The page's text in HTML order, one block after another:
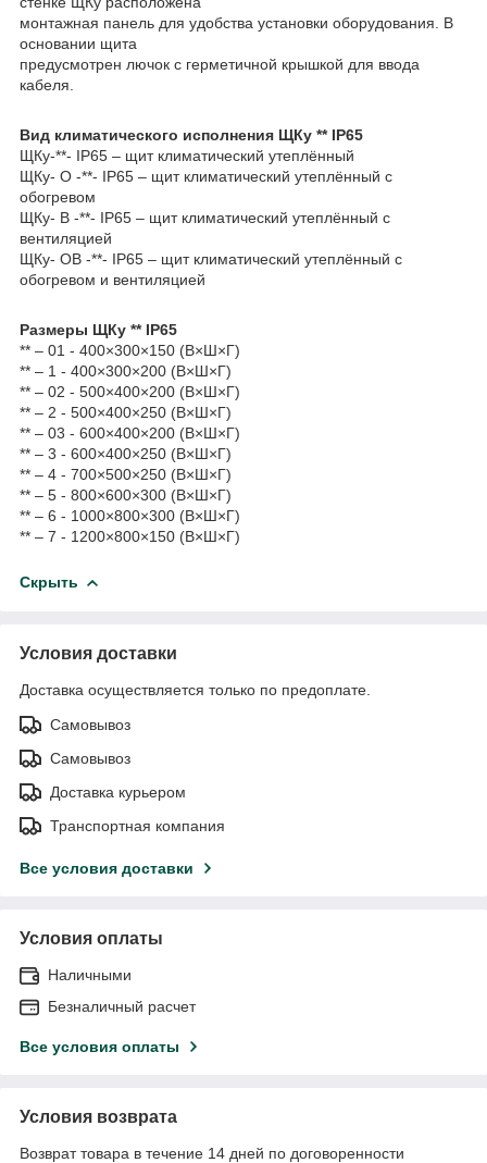
монтажная панель для удобства установки оборудования. В
основании щита
предусмотрен лючок с герметичной крышкой для ввода
кабеля.
Вид климатического исполнения ЩКу ** IP65
ЩКу-**- IP65 – щит климатический утеплённый
ЩКу- О -**- IP65 – щит климатический утеплённый с
обогревом
ЩКу- В -**- IP65 – щит климатический утеплённый с
вентиляцией
ЩКу- ОВ -**- IP65 – щит климатический утеплённый с
обогревом и вентиляцией
Размеры ЩКу ** IP65
** – 01 - 400×300×150 (В×Ш×Г)
** – 1 - 400×300×200 (В×Ш×Г)
** – 02 - 500×400×200 (В×Ш×Г)
** – 2 - 500×400×250 (В×Ш×Г)
** – 03 - 600×400×200 (В×Ш×Г)
** – 3 - 600×400×250 (В×Ш×Г)
** – 4 - 700×500×250 (В×Ш×Г)
** – 5 - 800×600×300 (В×Ш×Г)
** – 6 - 1000×800×300 (В×Ш×Г)
** – 7 - 1200×800×150 (В×Ш×Г)
Скрыть
Условия доставки
Доставка осуществляется только по предоплате.
Самовывоз
Самовывоз
Доставка курьером
Транспортная компания
Все условия доставки
Условия оплаты
Наличными
Безналичный расчет
Все условия оплаты
Условия возврата
Возврат товара в течение 14 дней по договоренности